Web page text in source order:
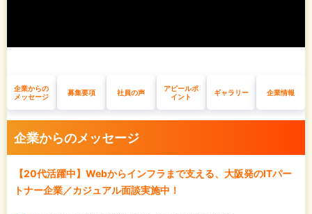
企業からの
メッセージ
募集要項 社員の声
アピールポ
イント
ギャラリー 企業情報
企業からのメッセージ
【20代活躍中】Webからインフラまで支える、大阪発のITパー
トナー企業／カジュアル面談実施中！